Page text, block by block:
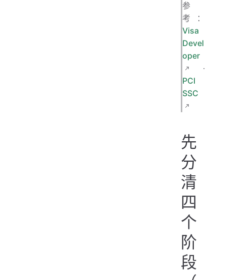
参
考：
Visa
Devel
oper
·
PCI
SSC
先
分
清
四
个
阶
段